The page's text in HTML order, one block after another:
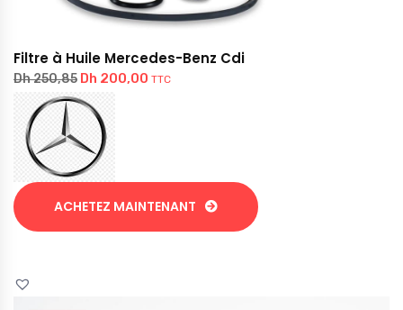
Filtre à Huile Mercedes-Benz Cdi
Dh250,85 Dh 200,00 TTC
ACHETEZ MAINTENANT